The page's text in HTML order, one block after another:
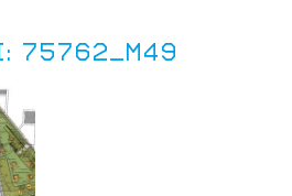
je namenjena le ZAPS
Da lahko do nje
je potrebno prijaviti.
75762_M49